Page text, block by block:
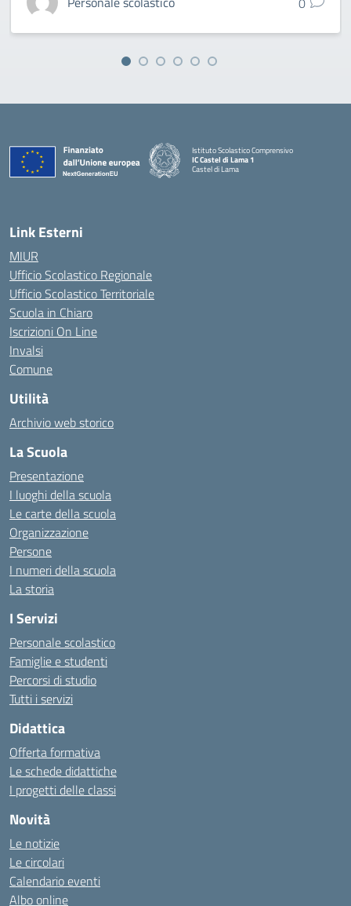
Istituto Scolastico Comprensivo
IC Castel di Lama 1
Castel di Lama
Link Esterni
MIUR
Ufficio Scolastico Regionale
Ufficio Scolastico Territoriale
Scuola in Chiaro
Iscrizioni On Line
Invalsi
Comune
Utilità
Archivio web storico
La Scuola
Presentazione
I luoghi della scuola
Le carte della scuola
Organizzazione
Persone
I numeri della scuola
La storia
I Servizi
Personale scolastico
Famiglie e studenti
Percorsi di studio
Tutti i servizi
Didattica
Offerta formativa
Le schede didattiche
I progetti delle classi
Novità
Le notizie
Le circolari
Calendario eventi
Albo online